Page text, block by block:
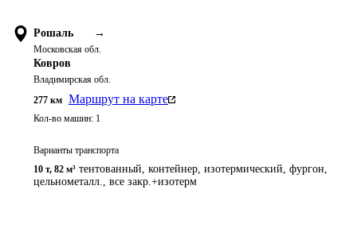
Рошаль →
Московская обл.
Ковров
Владимирская обл.
277 км Маршрут на карте
Кол-во машин: 1
Варианты транспорта
10 т, 82 м³ тентованный, контейнер, изотермический, фургон,
цельнометалл., все закр.+изотерм